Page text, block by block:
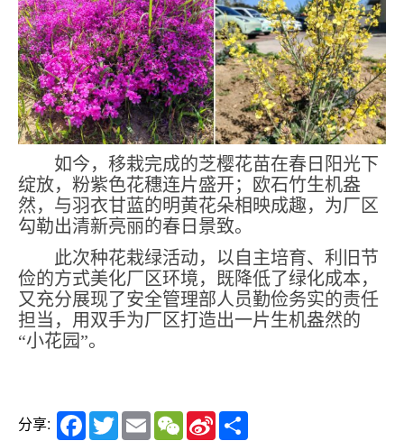
如今，移栽完成的芝樱花苗在春日阳光下
绽放，粉紫色花穗连片盛开；欧石竹生机盎
然，与羽衣甘蓝的明黄花朵相映成趣，为厂区
勾勒出清新亮丽的春日景致。
此次种花栽绿活动，以自主培育、利旧节
俭的方式美化厂区环境，既降低了绿化成本，
又充分展现了安全管理部人员勤俭务实的责任
担当，用双手为厂区打造出一片生机盎然的
“小花园”。
分享: Facebook
TwitterEmail WeChatSina
Weibo